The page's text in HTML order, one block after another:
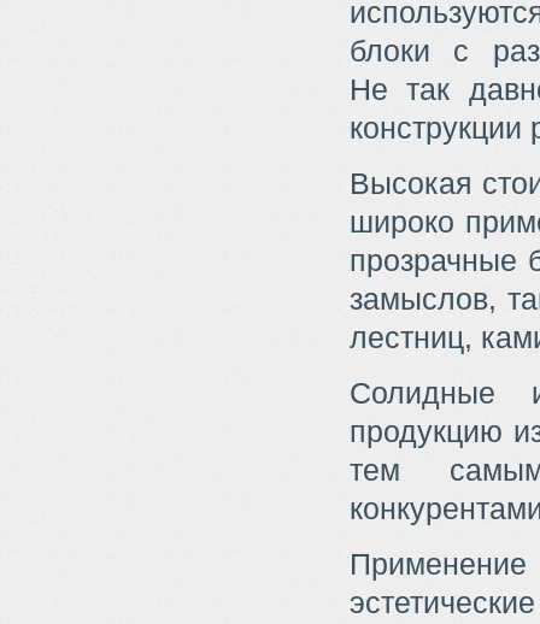
блоки с
Не так
конструкции
Высокая
широко
прозрачные
замыслов,
лестниц,
Солидные
продукцию
тем